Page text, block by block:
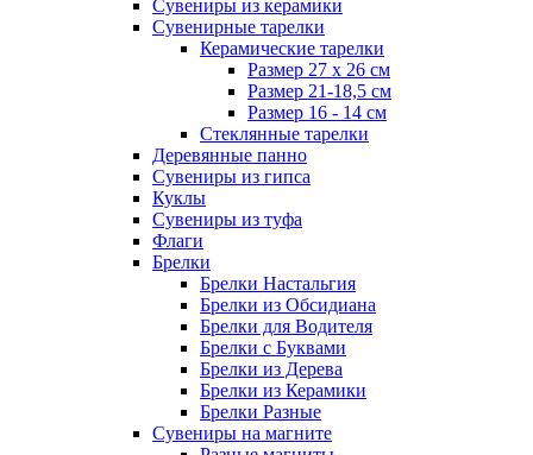
Сувениры из керамики
Сувенирные тарелки
Керамические тарелки
Размер 27 х 26 см
Размер 21-18,5 см
Размер 16 - 14 см
Стеклянные тарелки
Деревянные панно
Сувениры из гипса
Куклы
Сувениры из туфа
Флаги
Брелки
Брелки Настальгия
Брелки из Обсидиана
Брелки для Водителя
Брелки с Буквами
Брелки из Дерева
Брелки из Керамики
Брелки Разные
Сувениры на магните